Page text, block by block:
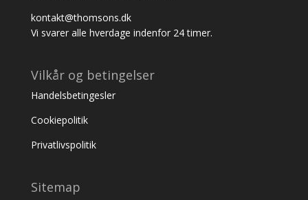
kontakt@thomsons.dk
Vi svarer alle hverdage indenfor 24 timer.
Vilkår og betingelser
Handelsbetingesler
Cookiepolitik
Privatlivspolitik
Sitemap